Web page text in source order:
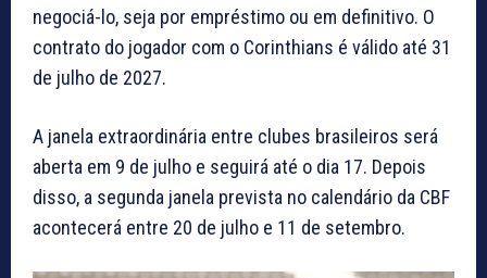
negociá-lo, seja por empréstimo ou em definitivo. O
contrato do jogador com o Corinthians é válido até 31
de julho de 2027.
A janela extraordinária entre clubes brasileiros será
aberta em 9 de julho e seguirá até o dia 17. Depois
disso, a segunda janela prevista no calendário da CBF
acontecerá entre 20 de julho e 11 de setembro.